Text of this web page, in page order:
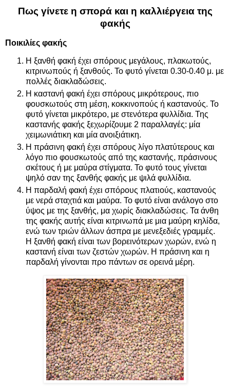
Πως γίνετε η σπορά και η καλλιέργεια της
φακής
Ποικιλίες φακής
Η ξανθή φακή έχει σπόρους μεγάλους, πλακωτούς,
κιτρινωπούς ή ξανθούς. Το φυτό γίνεται 0.30-0.40 μ. με
πολλές διακλαδώσεις.
Η καστανή φακή έχει σπόρους μικρότερους, πιο
φουσκωτούς στη μέση, κοκκινοπούς ή καστανούς. Το
φυτό γίνεται μικρότερο, με στενότερα φυλλίδια. Της
καστανής φακής ξεχωρίζουμε 2 παραλλαγές: μία
χειμωνιάτικη και μία ανοιξιάτικη.
Η πράσινη φακή έχει σπόρους λίγο πλατύτερους και
λόγο πιο φουσκωτούς από της καστανής, πράσινους
σκέτους ή με μαύρα στίγματα. Το φυτό τους γίνεται
ψηλό σαν της ξανθής φακής με ψιλά φυλλίδια.
Η παρδαλή φακή έχει σπόρους πλατιούς, καστανούς
με νερά σταχτιά και μαύρα. Το φυτό είναι ανάλογο στο
ύψος με της ξανθής, μα χωρίς διακλαδώσεις. Τα άνθη
της φακής αυτής είναι κιτρινωπά με μια μαύρη κηλίδα,
ενώ των τριών άλλων άσπρα με μενεξεδιές γραμμές.
Η ξανθή φακή είναι των βορεινότερων χωρών, ενώ η
καστανή είναι των ζεστών χωρών. Η πράσινη και η
παρδαλή γίνονται προ πάντων σε ορεινά μέρη.